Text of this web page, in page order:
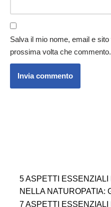
Salva il mio nome, email e
prossima volta che commento.
5 ASPETTI
NELLA NATUROPATIA:
7 ASPETTI ESSENZIALI